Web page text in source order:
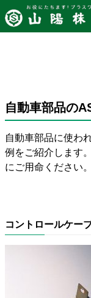
自動車部品の
自動車部品に使わ
例をご紹介します
にご用命ください。
コントロールケー